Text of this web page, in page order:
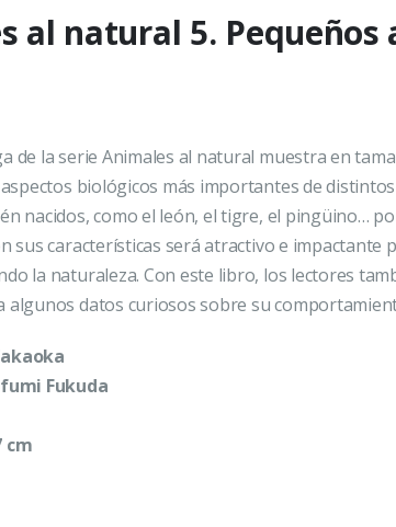
al natural 5. Pequeños
de la serie Animales al natural muestra en
biológicos más importantes de
nacidos, como el león, el tigre, el pingüino…
sus características será atractivo e impactante
la naturaleza. Con este libro, los lectores
algunos datos curiosos sobre su
Fukuda
cm